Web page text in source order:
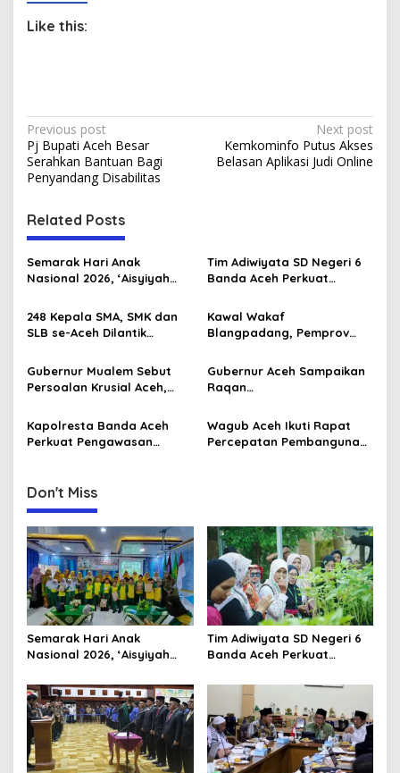
Like this:
P
o
s
t
n
a
v
i
g
t
o
Previous post
Pj Bupati Aceh Besar
Serahkan Bantuan Bagi
Penyandang Disabilitas
Next post
Kemkominfo Putus Akses
Belasan Aplikasi Judi Online
Related Posts
Semarak Hari Anak
Nasional 2026, ‘Aisyiyah
Perlombaan Kreatif di
Universitas Ahmad Dahlan
Tim Adiwiyata SD Negeri 6
Banda Aceh Perkuat
Kunjungan Lapangan “FOLU
Goes to School”
248 Kepala SMA, SMK dan
SLB se-Aceh Dilantik
Aceh
Kawal Wakaf
Blangpadang, Pemprov
Pusat
Gubernur Mualem Sebut
Persoalan Krusial Aceh,
Hingga LGBT
Gubernur Aceh Sampaikan
Raqan
Pelaksanaan APBA 2025 ke
DPRA
Kapolresta Banda Aceh
Perkuat Pengawasan
Wagub Aceh Ikuti Rapat
Percepatan Pembangunan
Don't Miss
Semarak Hari Anak
Nasional 2026, ‘Aisyiyah
Perlombaan Kreatif di
Universitas Ahmad Dahlan
Aceh
Tim Adiwiyata SD Negeri 6
Banda Aceh Perkuat
Kunjungan Lapangan “FOLU
Goes to School”